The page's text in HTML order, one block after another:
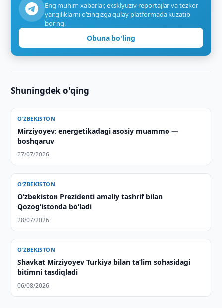
Eng muhim xabarlar, eksklyuziv reportajlar va tezkor
yangiliklarni o‘zingizga qulay platformada kuzatib
boring.
Obuna bo'ling
Shuningdek o'qing
O‘ZBEKISTON
Mirziyoyev: energetikadagi asosiy muammo —
boshqaruv
27/07/2026
O‘ZBEKISTON
Oʻzbekiston Prezidenti amaliy tashrif bilan
Qozogʻistonda boʻladi
28/07/2026
O‘ZBEKISTON
Shavkat Mirziyoyev Turkiya bilan taʼlim sohasidagi
bitimni tasdiqladi
06/08/2026